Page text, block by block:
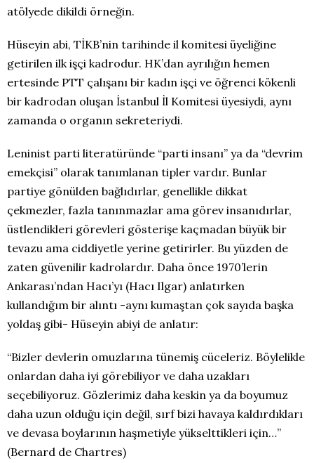
atölyede dikildi örneğin.
Hüseyin abi, TİKB’nin tarihinde il komitesi üyeliğine
getirilen ilk işçi kadrodur. HK’dan ayrılığın hemen
ertesinde PTT çalışanı bir kadın işçi ve öğrenci kökenli
bir kadrodan oluşan İstanbul İl Komitesi üyesiydi, aynı
zamanda o organın sekreteriydi.
Leninist parti literatüründe “parti insanı” ya da “devrim
emekçisi” olarak tanımlanan tipler vardır. Bunlar
partiye gönülden bağlıdırlar, genellikle dikkat
çekmezler, fazla tanınmazlar ama görev insanıdırlar,
üstlendikleri görevleri gösterişe kaçmadan büyük bir
tevazu ama ciddiyetle yerine getirirler. Bu yüzden de
zaten güvenilir kadrolardır. Daha önce 1970’lerin
Ankarası’ndan Hacı’yı (Hacı Ilgar) anlatırken
kullandığım bir alıntı -aynı kumaştan çok sayıda başka
yoldaş gibi- Hüseyin abiyi de anlatır:
“Bizler devlerin omuzlarına tünemiş cüceleriz. Böylelikle
onlardan daha iyi görebiliyor ve daha uzakları
seçebiliyoruz. Gözlerimiz daha keskin ya da boyumuz
daha uzun olduğu için değil, sırf bizi havaya kaldırdıkları
ve devasa boylarının haşmetiyle yükselttikleri için…”
(Bernard de Chartres)